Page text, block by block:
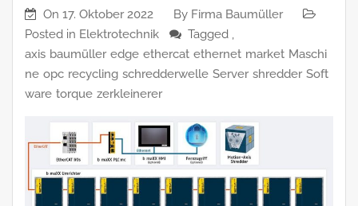
On 17. Oktober 2022 By Firma Baumüller
Posted in Elektrotechnik
Tagged ,
axis baumüller edge ethercat ethernet market Maschi
ne opc recycling schredderwelle Server shredder Soft
ware torque zerkleinerer